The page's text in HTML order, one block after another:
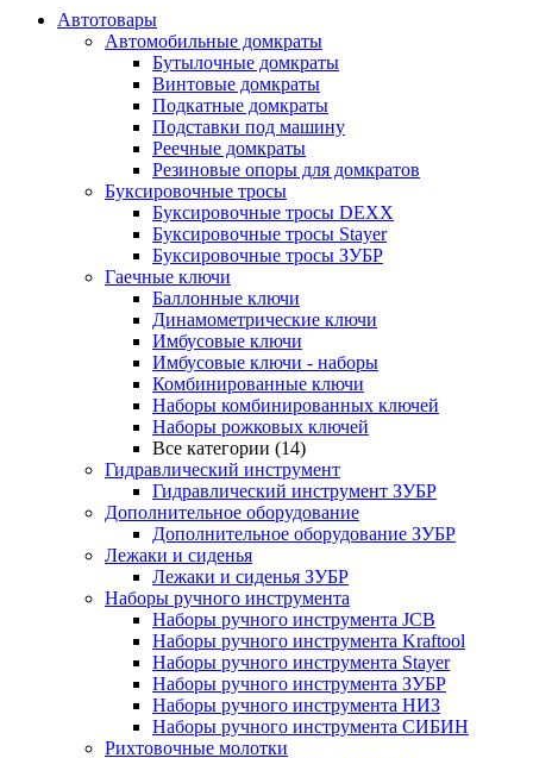
Автотовары
Автомобильные домкраты
Бутылочные домкраты
Винтовые домкраты
Подкатные домкраты
Подставки под машину
Реечные домкраты
Резиновые опоры для домкратов
Буксировочные тросы
Буксировочные тросы DEXX
Буксировочные тросы Stayer
Буксировочные тросы ЗУБР
Гаечные ключи
Баллонные ключи
Динамометрические ключи
Имбусовые ключи
Имбусовые ключи - наборы
Комбинированные ключи
Наборы комбинированных ключей
Наборы рожковых ключей
Все категории (14)
Гидравлический инструмент
Гидравлический инструмент ЗУБР
Дополнительное оборудование
Дополнительное оборудование ЗУБР
Лежаки и сиденья
Лежаки и сиденья ЗУБР
Наборы ручного инструмента
Наборы ручного инструмента JCB
Наборы ручного инструмента Kraftool
Наборы ручного инструмента Stayer
Наборы ручного инструмента ЗУБР
Наборы ручного инструмента НИЗ
Наборы ручного инструмента СИБИН
Рихтовочные молотки